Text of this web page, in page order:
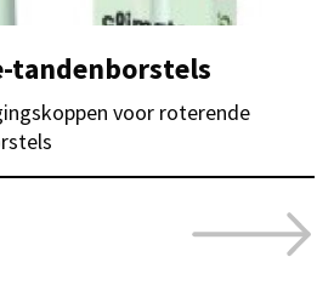
tandenborstels
voor roterende